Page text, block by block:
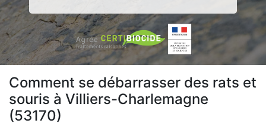
Comment se débarrasser des rats et
souris à Villiers-Charlemagne
(53170)